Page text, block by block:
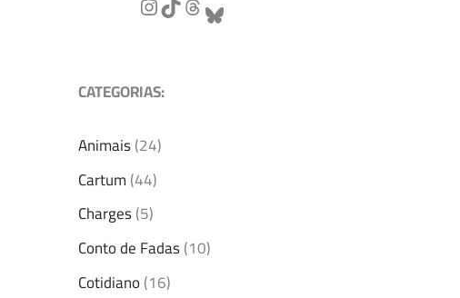
CATEGORIAS:
Animais(24)
Cartum(44)
Charges(5)
Conto de Fadas(10)
Cotidiano(16)